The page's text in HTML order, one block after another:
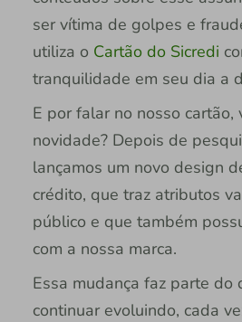
ser vítima de golpes e
utiliza o Cartão do Sicredi
tranquilidade em seu dia a
E por falar no nosso cartão,
novidade? Depois de
lançamos um novo design
crédito, que traz atributos
público e que também
com a nossa marca.
Essa mudança faz parte do
continuar evoluindo, cada